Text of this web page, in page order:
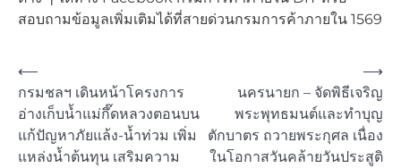
สอบถามข้อมูลเพิ่มเติมได้ที่สายด่วนกรมการค้าภายใน 1569
Post
navigation
⟵
กรมชลฯ เดินหน้าโครงการ
อ่างเก็บน้ำแม่กึ๊ดหลวงตอนบน
แก้ปัญหาภัยแล้ง-น้ำท่วม เพิ่ม
แหล่งน้ำต้นทุน เสริมความ
นครนายก – จัดพิธีเจริญ
พระพุทธมนต์และทำบุญ
ตักบาตร ถวายพระกุศล เนื่อง
ในโอกาสวันคล้ายวันประสูติ
⟶